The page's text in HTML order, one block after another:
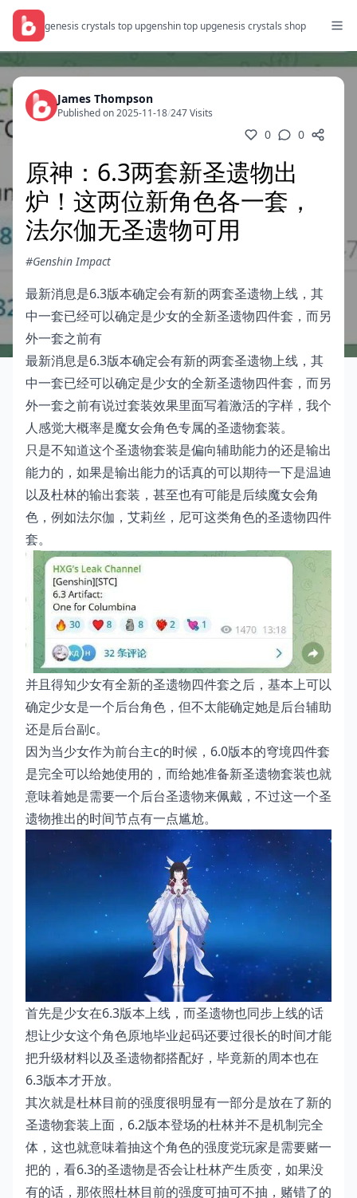
genesis crystals top upgenshin top upgenesis crystals shop
James Thompson
Published on 2025-11-18/247 Visits
0 0
原神：6.3两套新圣遗物出
炉！这两位新角色各一套，
法尔伽无圣遗物可用
#Genshin Impact
最新消息是6.3版本确定会有新的两套圣遗物上线，其
中一套已经可以确定是少女的全新圣遗物四件套，而另
外一套之前有
最新消息是6.3版本确定会有新的两套圣遗物上线，其
中一套已经可以确定是少女的全新圣遗物四件套，而另
外一套之前有说过套装效果里面写着激活的字样，我个
人感觉大概率是魔女会角色专属的圣遗物套装。
只是不知道这个圣遗物套装是偏向辅助能力的还是输出
能力的，如果是输出能力的话真的可以期待一下是温迪
以及杜林的输出套装，甚至也有可能是后续魔女会角
色，例如法尔伽，艾莉丝，尼可这类角色的圣遗物四件
套。
并且得知少女有全新的圣遗物四件套之后，基本上可以
确定少女是一个后台角色，但不太能确定她是后台辅助
还是后台副c。
因为当少女作为前台主c的时候，6.0版本的穹境四件套
是完全可以给她使用的，而给她准备新圣遗物套装也就
意味着她是需要一个后台圣遗物来佩戴，不过这一个圣
遗物推出的时间节点有一点尴尬。
首先是少女在6.3版本上线，而圣遗物也同步上线的话
想让少女这个角色原地毕业起码还要过很长的时间才能
把升级材料以及圣遗物都搭配好，毕竟新的周本也在
6.3版本才开放。
其次就是杜林目前的强度很明显有一部分是放在了新的
圣遗物套装上面，6.2版本登场的杜林并不是机制完全
体，这也就意味着抽这个角色的强度党玩家是需要赌一
把的，看6.3的圣遗物是否会让杜林产生质变，如果没
有的话，那依照杜林目前的强度可抽可不抽，赌错了的